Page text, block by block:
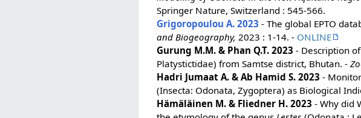
Springer Nature, Switzerland : 545-566.
Grigoropoulou A. 2023 - The global EPTO
and Biogeography, 2023 : 1-14. - ONLINE
Gurung M.M. & Phan Q.T. 2023 - Description of
Platystictidae) from Samtse district, Bhutan. -
Hadri Jumaat A. & Ab Hamid S. 2023 -
(Insecta: Odonata, Zygoptera) as Biological
Hämäläinen M. & Fliedner H. 2023 - Why did